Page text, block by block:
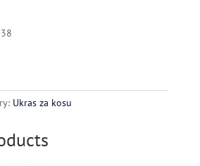
Ukras za kosu